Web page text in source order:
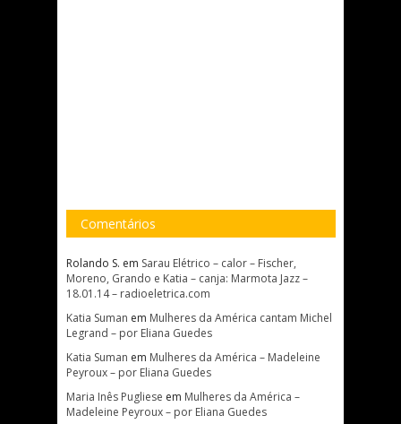
Comentários
Rolando S. em Sarau Elétrico – calor – Fischer,
Moreno, Grando e Katia – canja: Marmota Jazz –
18.01.14 – radioeletrica.com
Katia Suman em Mulheres da América cantam Michel
Legrand – por Eliana Guedes
Katia Suman em Mulheres da América – Madeleine
Peyroux – por Eliana Guedes
Maria Inês Pugliese em Mulheres da América –
Madeleine Peyroux – por Eliana Guedes